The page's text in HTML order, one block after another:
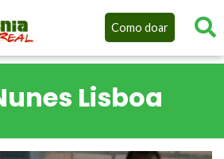
Como doar
Lisboa